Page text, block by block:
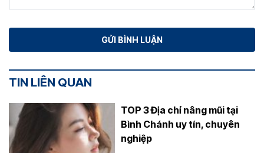
TIN LIÊN QUAN
TOP 3 Địa chỉ nâng mũi tại
Bình Chánh uy tín, chuyên
nghiệp